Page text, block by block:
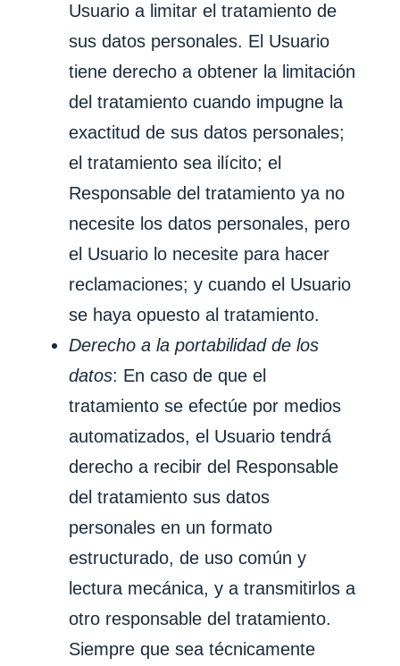
Usuario a limitar el tratamiento de
sus datos personales. El Usuario
tiene derecho a obtener la limitación
del tratamiento cuando impugne la
exactitud de sus datos personales;
el tratamiento sea ilícito; el
Responsable del tratamiento ya no
necesite los datos personales, pero
el Usuario lo necesite para hacer
reclamaciones; y cuando el Usuario
se haya opuesto al tratamiento.
Derecho a la portabilidad de los
datos: En caso de que el
tratamiento se efectúe por medios
automatizados, el Usuario tendrá
derecho a recibir del Responsable
del tratamiento sus datos
personales en un formato
estructurado, de uso común y
lectura mecánica, y a transmitirlos a
otro responsable del tratamiento.
Siempre que sea técnicamente